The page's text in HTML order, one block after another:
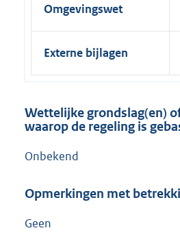
Omgevingswet
Externe bijlagen
Wettelijke grondslag(en)
waarop de regeling is
Onbekend
Opmerkingen met
Geen